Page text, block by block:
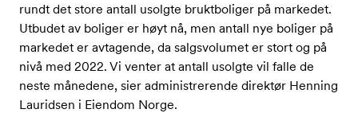
rundt det store antall usolgte bruktboliger på markedet.
Utbudet av boliger er høyt nå, men antall nye boliger på
markedet er avtagende, da salgsvolumet er stort og på
nivå med 2022. Vi venter at antall usolgte vil falle de
neste månedene, sier administrerende direktør Henning
Lauridsen i Eiendom Norge.